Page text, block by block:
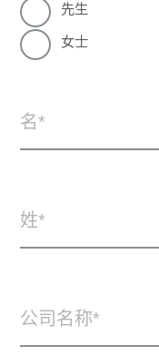
先生
女士
名
姓
公司名称